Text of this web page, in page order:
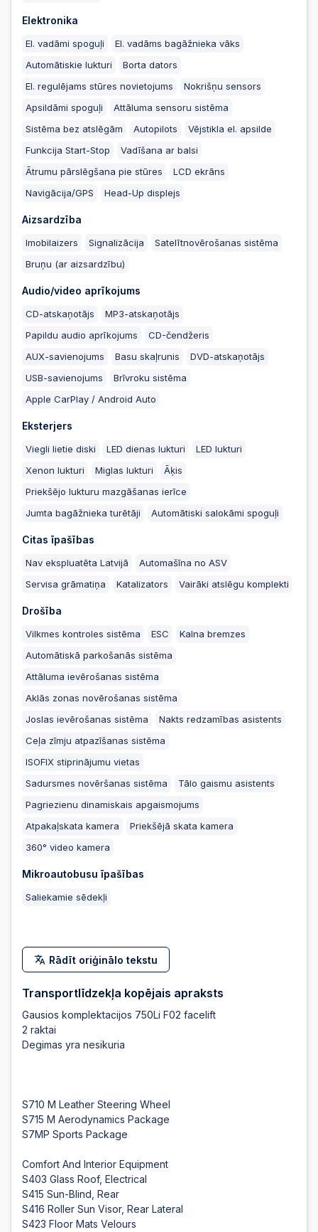
2025-10-15 19:23:17
2025-10-15 19:23:17
2025-10-14 21:57:50
2025-10-13 16:07:26
2025-10-13 14:50:15
Elektronika
El. vadāmi spoguļi
El. vadāms bagāžnieka vāks
Automātiskie lukturi
Borta dators
El. regulējams stūres novietojums
Nokrišņu sensors
Apsildāmi spoguļi
Attāluma sensoru sistēma
Sistēma bez atslēgām
Autopilots
Vējstikla el. apsilde
Funkcija Start-Stop
Vadīšana ar balsi
Ātrumu pārslēgšana pie stūres
LCD ekrāns
Navigācija/GPS
Head-Up displejs
Aizsardzība
Imobilaizers Signalizācija
Satelītnovērošanas sistēma
Bruņu (ar aizsardzību)
Audio/video aprīkojums
CD-atskaņotājs
MP3-atskaņotājs
Papildu audio aprīkojums
CD-čendžeris
AUX-savienojums
Basu skaļrunis
DVD-atskaņotājs
USB-savienojums
Brīvroku sistēma
Apple CarPlay / Android Auto
Eksterjers
Viegli lietie diski LED dienas lukturi
LED lukturi
Xenon lukturi
Miglas lukturi
Āķis
Priekšējo lukturu mazgāšanas ierīce
Jumta bagāžnieka turētāji
Automātiski salokāmi spoguļi
Citas īpašības
Nav ekspluatēta Latvijā
Automašīna no ASV
Servisa grāmatiņa
Katalizators Vairāki atslēgu komplekti
Drošība
Vilkmes kontroles sistēma ESC
Kalna bremzes
Automātiskā parkošanās sistēma
Attāluma ievērošanas sistēma
Aklās zonas novērošanas sistēma
Joslas ievērošanas sistēma
Nakts redzamības asistents
Ceļa zīmju atpazīšanas sistēma
ISOFIX stiprinājumu vietas
Sadursmes novēršanas sistēma
Tālo gaismu asistents
Pagriezienu dinamiskais apgaismojums
Atpakaļskata kamera
Priekšējā skata kamera
360° video kamera
Mikroautobusu īpašības
Saliekamie sēdekļi
Rādīt oriģinālo tekstu
Transportlīdzekļa kopējais apraksts
Gausios komplektacijos 750Li F02 facelift
2 raktai
Degimas yra nesikuria
S710 M Leather Steering Wheel
S715 M Aerodynamics Package
S7MP Sports Package
Comfort And Interior Equipment
S403 Glass Roof, Electrical
S415 Sun-Blind, Rear
S416 Roller Sun Visor, Rear Lateral
S423 Floor Mats Velours